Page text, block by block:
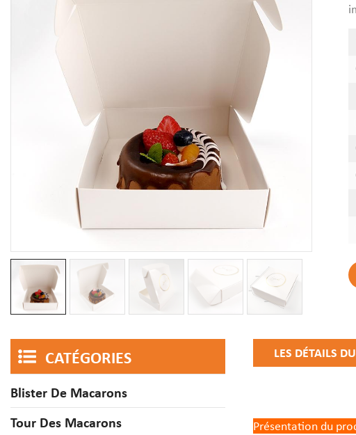
LES DÉTAILS
Présentation du
CATÉGORIES
Blister De Macarons
Tour Des Macarons